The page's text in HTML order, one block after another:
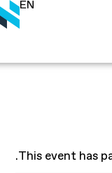
EN
This event has